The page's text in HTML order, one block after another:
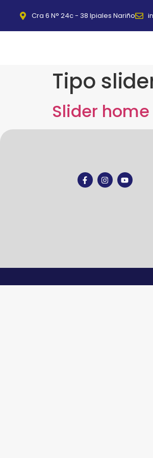
Cra 6 N° 24c - 38 Ipiales Nariño
Tipo
Slider home